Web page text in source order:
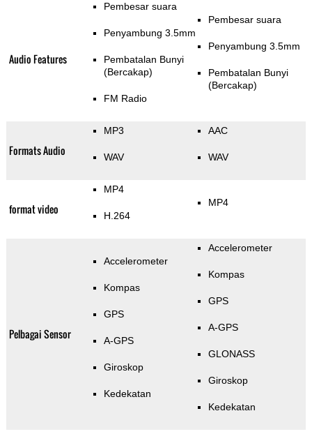
Audio Features
Pembesar suara
Penyambung 3.5mm
Pembatalan Bunyi
(Bercakap)
FM Radio
Pembesar suara
Penyambung 3.5mm
Pembatalan Bunyi
(Bercakap)
Formats Audio
MP3
WAV
AAC
WAV
format video
MP4
H.264
MP4
Pelbagai Sensor
Accelerometer
Kompas
GPS
A-GPS
Giroskop
Kedekatan
Accelerometer
Kompas
GPS
A-GPS
GLONASS
Giroskop
Kedekatan